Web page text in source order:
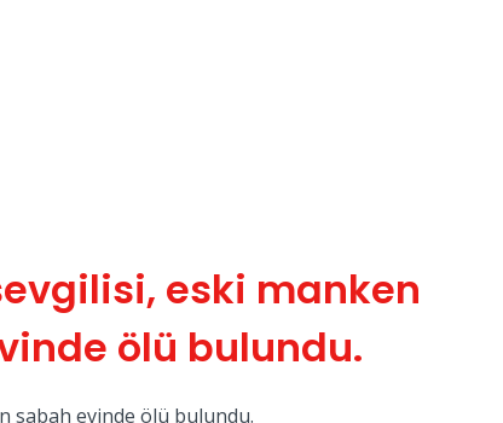
eski manken
ölü bulundu.
sabah evinde ölü bulundu.